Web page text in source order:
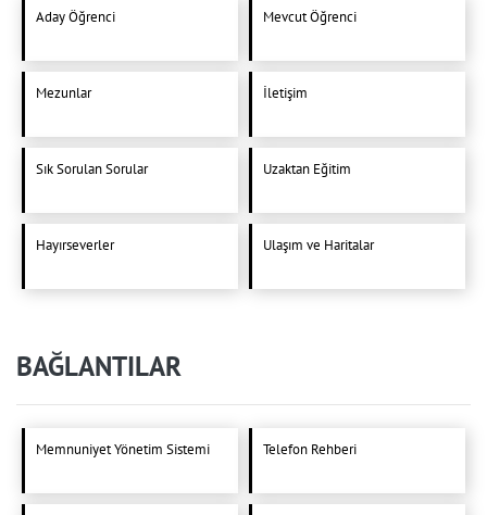
Aday Öğrenci Mevcut Öğrenci
Mezunlar İletişim
Sık Sorulan Sorular Uzaktan Eğitim
Hayırseverler Ulaşım ve Haritalar
BAĞLANTILAR
Memnuniyet Yönetim Sistemi Telefon Rehberi